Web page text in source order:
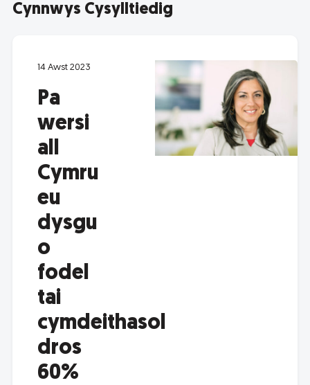
Cynnwys Cysylltiedig
14 Awst 2023
Pa
wersi
all
Cymru
eu
dysgu
o
fodel
tai
cymdeithasol
dros
60%